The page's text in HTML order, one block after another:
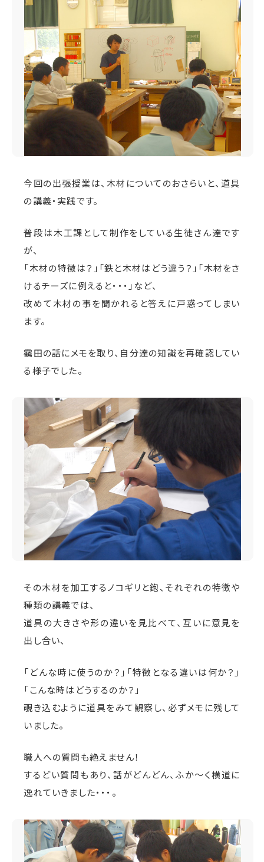
今回の出張授業は、木材についてのおさらいと、道具
の講義・実践です。
普段は木工課として制作をしている生徒さん達です
が、
「木材の特徴は？」「鉄と木材はどう違う？」「木材をさ
けるチーズに例えると・・・」など、
改めて木材の事を聞かれると答えに戸惑ってしまい
ます。
靍田の話にメモを取り、自分達の知識を再確認してい
る様子でした。
その木材を加工するノコギリと鉋、それぞれの特徴や
種類の講義では、
道具の大きさや形の違いを見比べて、互いに意見を
出し合い、
「どんな時に使うのか？」「特徴となる違いは何か？」
「こんな時はどうするのか？」
覗き込むように道具をみて観察し、必ずメモに残して
いました。
職人への質問も絶えません！
するどい質問もあり、話がどんどん、ふか〜く横道に
逸れていきました・・・。